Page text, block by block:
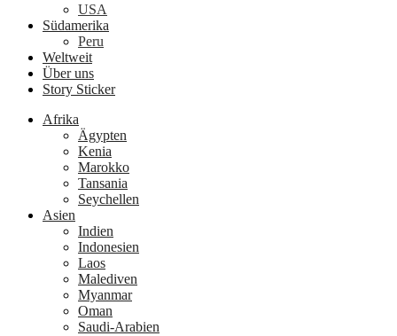
USA
Südamerika
Peru
Weltweit
Über uns
Story Sticker
Afrika
Ägypten
Kenia
Marokko
Tansania
Seychellen
Asien
Indien
Indonesien
Laos
Malediven
Myanmar
Oman
Saudi-Arabien